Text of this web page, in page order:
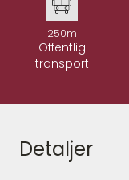
250m
Offentlig
transport
Detaljer